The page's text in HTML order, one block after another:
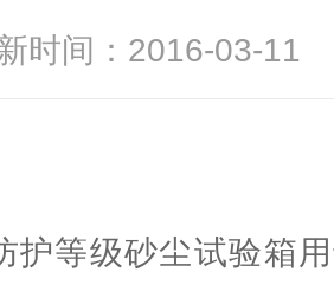
时间：2016-03-
等级砂尘试验箱